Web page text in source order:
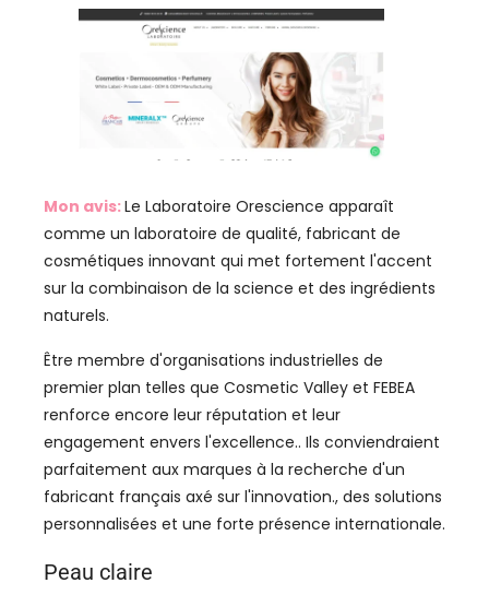
Mon avis:Le Laboratoire Orescience apparaît
comme un laboratoire de qualité, fabricant de
cosmétiques innovant qui met fortement l'accent
sur la combinaison de la science et des ingrédients
naturels.
Être membre d'organisations industrielles de
premier plan telles que Cosmetic Valley et FEBEA
renforce encore leur réputation et leur
engagement envers l'excellence.. Ils conviendraient
parfaitement aux marques à la recherche d'un
fabricant français axé sur l'innovation., des solutions
personnalisées et une forte présence internationale.
Peau claire